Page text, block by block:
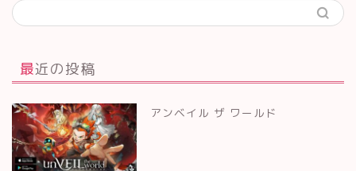
最近の投稿
アンベイル ザ ワールド